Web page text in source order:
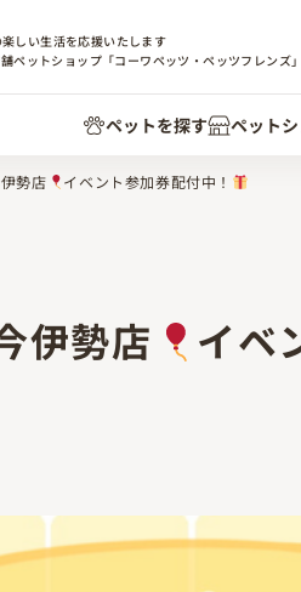
しい生活を応援いたします
ペットショップ「コーワペッツ・ペッツフレンズ」
ペットを探す ペット
勢店 イベント参加券配付中！
伊勢店 イベ